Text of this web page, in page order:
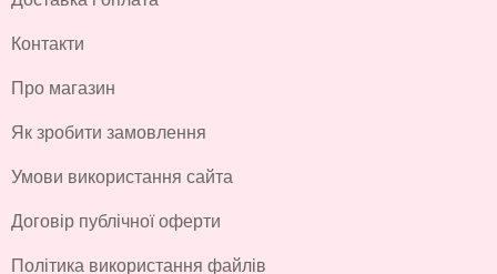
Контакти
Про магазин
Як зробити замовлення
Умови використання сайта
Договір публічної оферти
Політика використання файлів